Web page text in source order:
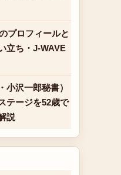
プロフィールと
立ち・J-WAVE
小沢一郎秘書）
テージを52歳で
説